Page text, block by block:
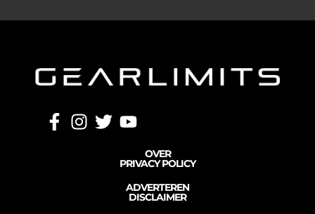
OVER
PRIVACY POLICY
ADVERTEREN
DISCLAIMER